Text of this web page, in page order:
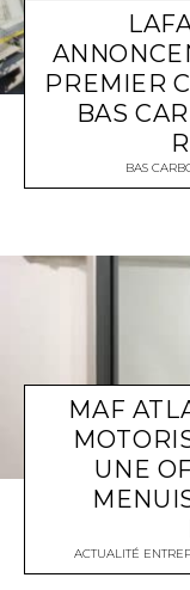
PREMIER
BAS
BAS
MAF
UNE
ACTUALITÉ